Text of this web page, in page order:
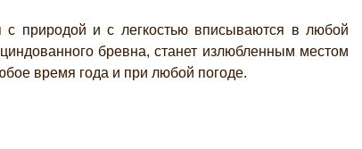
природой и с легкостью вписываются в любой
бревна, станет излюбленным местом
время года и при любой погоде.